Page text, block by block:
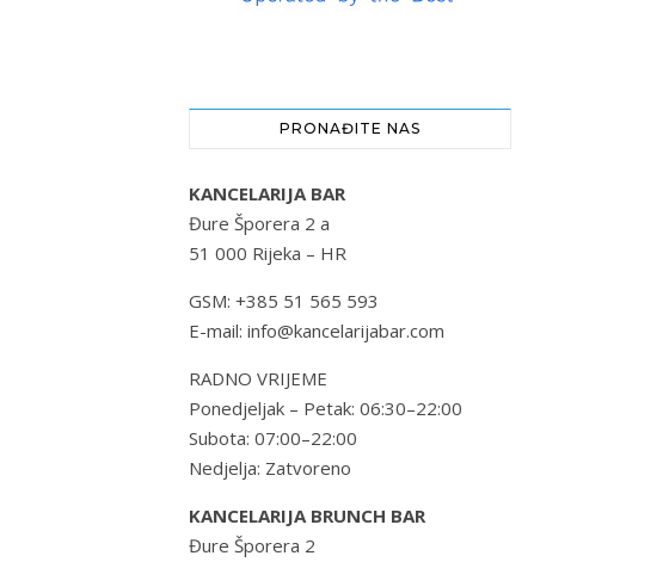
PRONAĐITE NAS
KANCELARIJA BAR
Đure Šporera 2 a
51 000 Rijeka – HR
GSM: +385 51 565 593
E-mail: info@kancelarijabar.com
RADNO VRIJEME
Ponedjeljak – Petak: 06:30–22:00
Subota: 07:00–22:00
Nedjelja: Zatvoreno
KANCELARIJA BRUNCH BAR
Đure Šporera 2